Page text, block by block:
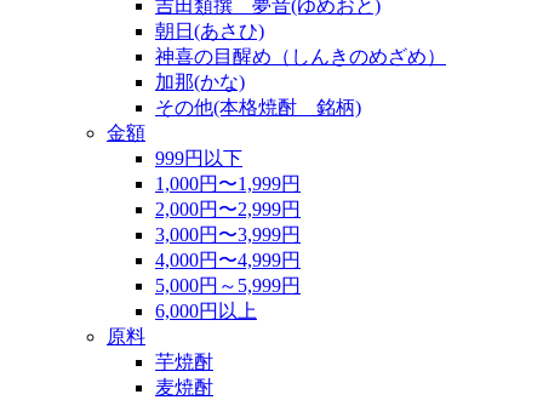
吉田類撰 夢音(ゆめおと)
朝日(あさひ)
神喜の目醒め（しんきのめざめ）
加那(かな)
その他(本格焼酎 銘柄)
金額
999円以下
1,000円〜1,999円
2,000円〜2,999円
3,000円〜3,999円
4,000円〜4,999円
5,000円～5,999円
6,000円以上
原料
芋焼酎
麦焼酎